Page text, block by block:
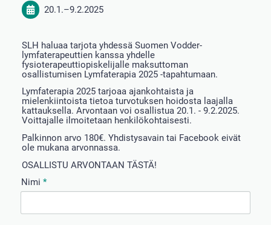
20.1.–9.2.2025
SLH haluaa tarjota yhdessä Suomen Vodder-
lymfaterapeuttien kanssa yhdelle
fysioterapeuttiopiskelijalle maksuttoman
osallistumisen Lymfaterapia 2025 -tapahtumaan.
Lymfaterapia 2025 tarjoaa ajankohtaista ja
mielenkiintoista tietoa turvotuksen hoidosta laajalla
kattauksella. Arvontaan voi osallistua 20.1. - 9.2.2025.
Voittajalle ilmoitetaan henkilökohtaisesti.
Palkinnon arvo 180€. Yhdistysavain tai Facebook eivät
ole mukana arvonnassa.
OSALLISTU ARVONTAAN TÄSTÄ!
Nimi *